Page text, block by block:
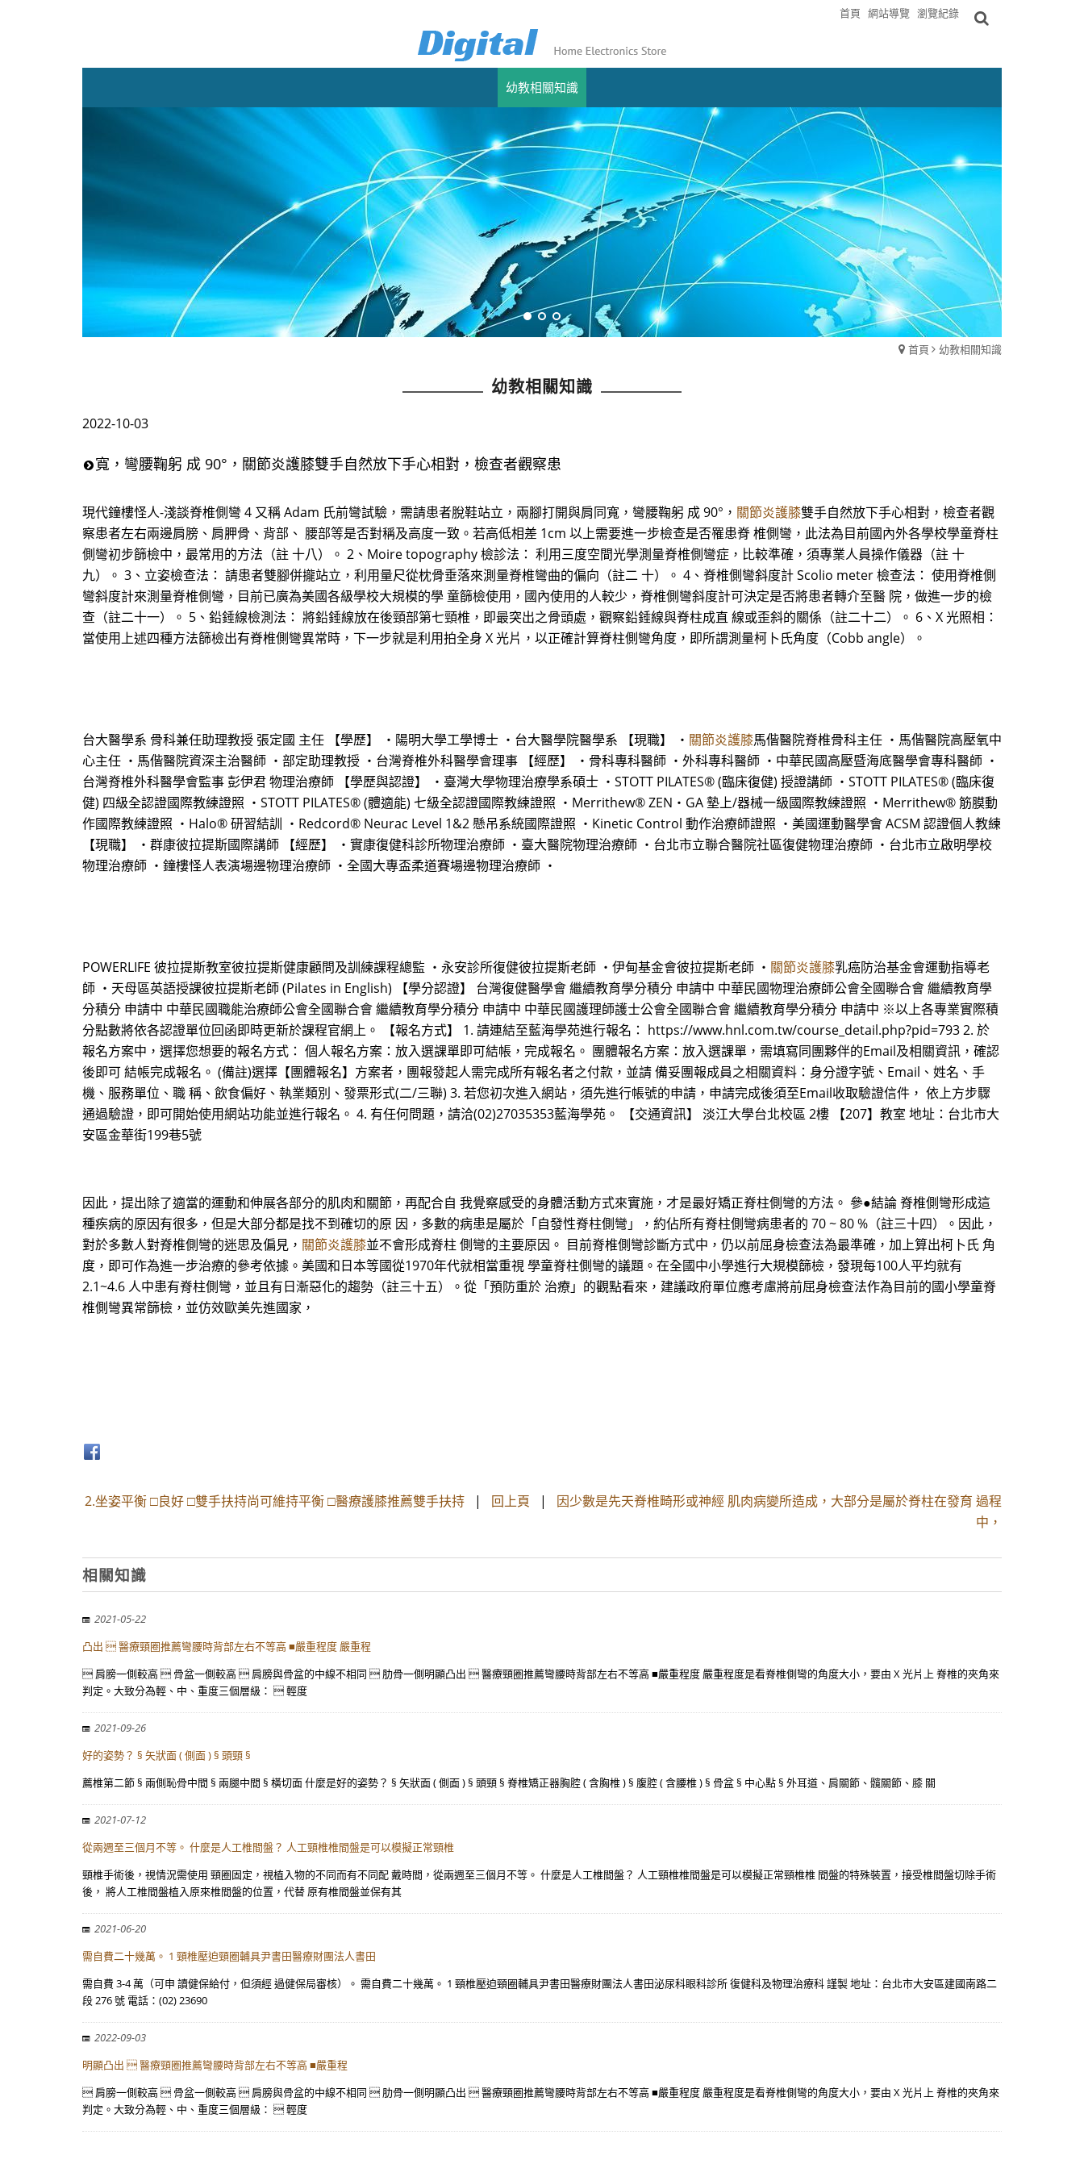
首頁 網站導覽 瀏覽紀錄
幼教相關知識
首頁 幼教相關知識
幼教相關知識
2022-10-03
寬，彎腰鞠躬 成 90°，關節炎護膝雙手自然放下手心相對，檢查者觀察患
現代鐘樓怪人-淺談脊椎側彎 4 又稱 Adam 氏前彎試驗，需請患者脫鞋站立，兩腳打開與肩同寬，彎腰鞠躬 成 90°， 關節炎護膝雙手自然放下手心相對，檢查者觀
察患者左右兩邊肩膀、肩胛骨、背部、 腰部等是否對稱及高度一致。若高低相差 1cm 以上需要進一步檢查是否罹患脊 椎側彎，此法為目前國內外各學校學童脊柱
側彎初步篩檢中，最常用的方法（註 十八）。 2、Moire topography 檢診法： 利用三度空間光學測量脊椎側彎症，比較準確，須專業人員操作儀器（註 十
九）。 3、立姿檢查法： 請患者雙腳併攏站立，利用量尺從枕骨垂落來測量脊椎彎曲的偏向（註二 十）。 4、脊椎側彎斜度計 Scolio meter 檢查法： 使用脊椎側
彎斜度計來測量脊椎側彎，目前已廣為美國各級學校大規模的學 童篩檢使用，國內使用的人較少，脊椎側彎斜度計可決定是否將患者轉介至醫 院，做進一步的檢
查（註二十一）。 5、鉛錘線檢測法： 將鉛錘線放在後頸部第七頸椎，即最突出之骨頭處，觀察鉛錘線與脊柱成直 線或歪斜的關係（註二十二）。 6、X 光照相：
當使用上述四種方法篩檢出有脊椎側彎異常時，下一步就是利用拍全身 X 光片，以正確計算脊柱側彎角度，即所謂測量柯卜氏角度（Cobb angle）。
台大醫學系 骨科兼任助理教授 張定國 主任 【學歷】 ・陽明大學工學博士 ・台大醫學院醫學系 【現職】 ・ 關節炎護膝馬偕醫院脊椎骨科主任 ・馬偕醫院高壓氧中
心主任 ・馬偕醫院資深主治醫師 ・部定助理教授 ・台灣脊椎外科醫學會理事 【經歷】 ・骨科專科醫師 ・外科專科醫師 ・中華民國高壓暨海底醫學會專科醫師 ・
台灣脊椎外科醫學會監事 彭伊君 物理治療師 【學歷與認證】 ・臺灣大學物理治療學系碩士 ・STOTT PILATES® (臨床復健) 授證講師 ・STOTT PILATES® (臨床復
健) 四級全認證國際教練證照 ・STOTT PILATES® (體適能) 七級全認證國際教練證照 ・Merrithew® ZEN‧GA 墊上/器械一級國際教練證照 ・Merrithew® 筋膜動
作國際教練證照 ・Halo® 研習結訓 ・Redcord® Neurac Level 1&2 懸吊系統國際證照 ・Kinetic Control 動作治療師證照 ・美國運動醫學會 ACSM 認證個人教練
【現職】 ・群康彼拉提斯國際講師 【經歷】 ・實康復健科診所物理治療師 ・臺大醫院物理治療師 ・台北市立聯合醫院社區復健物理治療師 ・台北市立啟明學校
物理治療師 ・鐘樓怪人表演場邊物理治療師 ・全國大專盃柔道賽場邊物理治療師 ・
POWERLIFE 彼拉提斯教室彼拉提斯健康顧問及訓練課程總監 ・永安診所復健彼拉提斯老師 ・伊甸基金會彼拉提斯老師 ・ 關節炎護膝乳癌防治基金會運動指導老
師 ・天母區英語授課彼拉提斯老師 (Pilates in English) 【學分認證】 台灣復健醫學會 繼續教育學分積分 申請中 中華民國物理治療師公會全國聯合會 繼續教育學
分積分 申請中 中華民國職能治療師公會全國聯合會 繼續教育學分積分 申請中 中華民國護理師護士公會全國聯合會 繼續教育學分積分 申請中 ※以上各專業實際積
分點數將依各認證單位回函即時更新於課程官網上。 【報名方式】 1. 請連結至藍海學苑進行報名： https://www.hnl.com.tw/course_detail.php?pid=793 2. 於
報名方案中，選擇您想要的報名方式： 個人報名方案：放入選課單即可結帳，完成報名。 團體報名方案：放入選課單，需填寫同團夥伴的Email及相關資訊，確認
後即可 結帳完成報名。 (備註)選擇【團體報名】方案者，團報發起人需完成所有報名者之付款，並請 備妥團報成員之相關資料：身分證字號、Email、姓名、手
機、服務單位、職 稱、飲食偏好、執業類別、發票形式(二/三聯) 3. 若您初次進入網站，須先進行帳號的申請，申請完成後須至Email收取驗證信件， 依上方步驟
通過驗證，即可開始使用網站功能並進行報名。 4. 有任何問題，請洽(02)27035353藍海學苑。 【交通資訊】 淡江大學台北校區 2樓 【207】教室 地址：台北市大
安區金華街199巷5號
因此，提出除了適當的運動和伸展各部分的肌肉和關節，再配合自 我覺察感受的身體活動方式來實施，才是最好矯正脊柱側彎的方法。 參●結論 脊椎側彎形成這
種疾病的原因有很多，但是大部分都是找不到確切的原 因，多數的病患是屬於「自發性脊柱側彎」，約佔所有脊柱側彎病患者的 70 ~ 80 %（註三十四）。因此，
對於多數人對脊椎側彎的迷思及偏見， 關節炎護膝並不會形成脊柱 側彎的主要原因。 目前脊椎側彎診斷方式中，仍以前屈身檢查法為最準確，加上算出柯卜氏 角
度，即可作為進一步治療的參考依據。美國和日本等國從1970年代就相當重視 學童脊柱側彎的議題。在全國中小學進行大規模篩檢，發現每100人平均就有
2.1~4.6 人中患有脊柱側彎，並且有日漸惡化的趨勢（註三十五）。從「預防重於 治療」的觀點看來，建議政府單位應考慮將前屈身檢查法作為目前的國小學童脊
椎側彎異常篩檢，並仿效歐美先進國家，
2.坐姿平衡 □良好 □雙手扶持尚可維持平衡 □醫療護膝推薦雙手扶持 | 回上頁 | 因少數是先天脊椎畸形或神經 肌肉病變所造成，大部分是屬於脊柱在發育 過程
中，
相關知識
2021-05-22
凸出  醫療頸圈推薦彎腰時背部左右不等高 ■嚴重程度 嚴重程
 肩膀一側較高  骨盆一側較高  肩膀與骨盆的中線不相同  肋骨一側明顯凸出  醫療頸圈推薦彎腰時背部左右不等高 ■嚴重程度 嚴重程度是看脊椎側彎的角度大小，要由 X 光片上 脊椎的夾角來
判定。大致分為輕、中、重度三個層級：  輕度
2021-09-26
好的姿勢？ § 矢狀面 ( 側面 ) § 頭頸 §
薦椎第二節 § 兩側恥骨中間 § 兩腿中間 § 橫切面 什麼是好的姿勢？ § 矢狀面 ( 側面 ) § 頭頸 § 脊椎矯正器胸腔 ( 含胸椎 ) § 腹腔 ( 含腰椎 ) § 骨盆 § 中心點 § 外耳道、肩關節、髖關節、膝 關
2021-07-12
從兩週至三個月不等。 什麼是人工椎間盤？ 人工頸椎椎間盤是可以模擬正常頸椎
頸椎手術後，視情況需使用 頸圈固定，視植入物的不同而有不同配 戴時間，從兩週至三個月不等。 什麼是人工椎間盤？ 人工頸椎椎間盤是可以模擬正常頸椎椎 間盤的特殊裝置，接受椎間盤切除手術
後， 將人工椎間盤植入原來椎間盤的位置，代替 原有椎間盤並保有其
2021-06-20
需自費二十幾萬。 1 頸椎壓迫頸圈輔具尹書田醫療財團法人書田
需自費 3-4 萬（可申 讀健保給付，但須經 過健保局審核）。 需自費二十幾萬。 1 頸椎壓迫頸圈輔具尹書田醫療財團法人書田泌尿科眼科診所 復健科及物理治療科 謹製 地址：台北市大安區建國南路二
段 276 號 電話：(02) 23690
2022-09-03
明顯凸出  醫療頸圈推薦彎腰時背部左右不等高 ■嚴重程
 肩膀一側較高  骨盆一側較高  肩膀與骨盆的中線不相同  肋骨一側明顯凸出  醫療頸圈推薦彎腰時背部左右不等高 ■嚴重程度 嚴重程度是看脊椎側彎的角度大小，要由 X 光片上 脊椎的夾角來
判定。大致分為輕、中、重度三個層級：  輕度